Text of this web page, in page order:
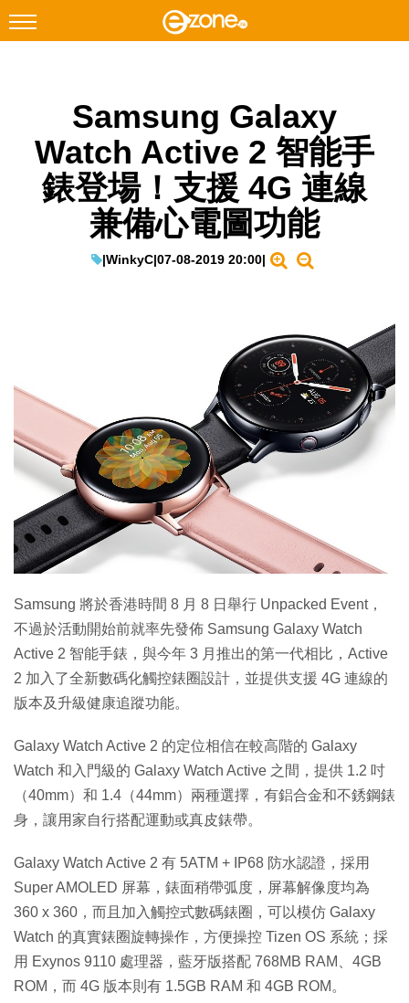
Facebook Instagram
科技焦點
網絡生活
Enterprise Digital Transformation
特集
Samsung Galaxy
Watch Active 2 智能手
錶登場！支援 4G 連線
兼備心電圖功能
|WinkyC|07-08-2019 20:00|
Samsung 將於香港時間 8 月 8 日舉行 Unpacked Event，
不過於活動開始前就率先發佈 Samsung Galaxy Watch
Active 2 智能手錶，與今年 3 月推出的第一代相比，Active
2 加入了全新數碼化觸控錶圈設計，並提供支援 4G 連線的
版本及升級健康追蹤功能。
Galaxy Watch Active 2 的定位相信在較高階的 Galaxy
Watch 和入門級的 Galaxy Watch Active 之間，提供 1.2 吋
（40mm）和 1.4（44mm）兩種選擇，有鋁合金和不銹鋼錶
身，讓用家自行搭配運動或真皮錶帶。
Galaxy Watch Active 2 有 5ATM + IP68 防水認證，採用
Super AMOLED 屏幕，錶面稍帶弧度，屏幕解像度均為
360 x 360，而且加入觸控式數碼錶圈，可以模仿 Galaxy
Watch 的真實錶圈旋轉操作，方便操控 Tizen OS 系統；採
用 Exynos 9110 處理器，藍牙版搭配 768MB RAM、4GB
ROM，而 4G 版本則有 1.5GB RAM 和 4GB ROM。